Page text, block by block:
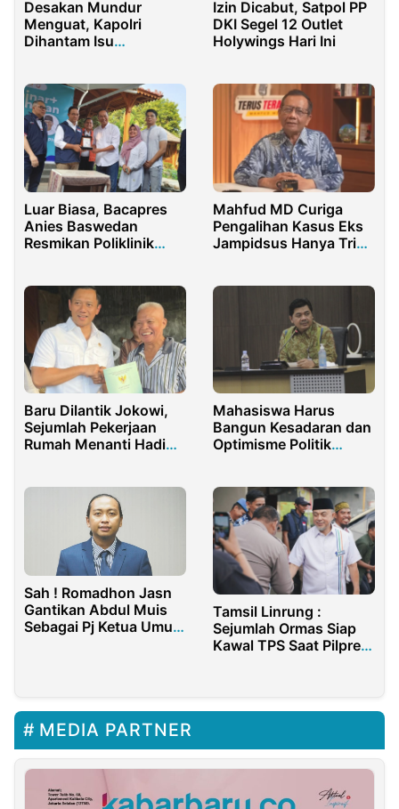
Desakan Mundur
Menguat, Kapolri
Dihantam Isu
Izin Dicabut, Satpol PP
DKI Segel 12 Outlet
Holywings Hari Ini
Luar Biasa, Bacapres
Anies Baswedan
Resmikan Poliklinik
Mahfud MD Curiga
Pengalihan Kasus Eks
Jampidsus Hanya Trick
Baru Dilantik Jokowi,
Sejumlah Pekerjaan
Rumah Menanti Hadi
Mahasiswa Harus
Bangun Kesadaran dan
Optimisme Politik
Sah ! Romadhon Jasn
Gantikan Abdul Muis
Sebagai Pj Ketua Umum
Tamsil Linrung :
Sejumlah Ormas Siap
Kawal TPS Saat Pilpres
MEDIA PARTNER